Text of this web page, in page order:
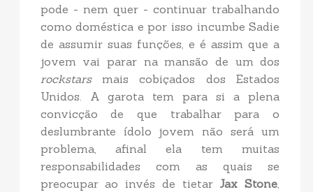
pode - nem quer - continuar trabalhando
como doméstica e por isso incumbe Sadie
de assumir suas funções, e é assim que a
jovem vai parar na mansão de um dos
rockstars mais cobiçados dos Estados
Unidos. A garota tem para si a plena
convicção de que trabalhar para o
deslumbrante ídolo jovem não será um
problema, afinal ela tem muitas
responsabilidades com as quais se
preocupar ao invés de tietar Jax Stone,